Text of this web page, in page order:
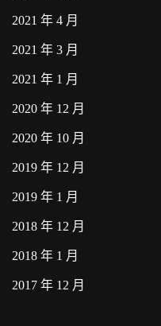
2021 年 4 月
2021 年 3 月
2021 年 1 月
2020 年 12 月
2020 年 10 月
2019 年 12 月
2019 年 1 月
2018 年 12 月
2018 年 1 月
2017 年 12 月